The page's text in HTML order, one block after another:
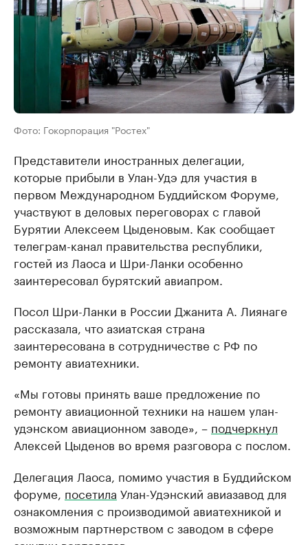
Фото: Гокорпорация "Ростех"
Представители иностранных делегации,
которые прибыли в Улан-Удэ для участия в
первом Международном Буддийском Форуме,
участвуют в деловых переговорах с главой
Бурятии Алексеем Цыденовым. Как сообщает
телеграм-канал правительства республики,
гостей из Лаоса и Шри-Ланки особенно
заинтересовал бурятский авиапром.
Посол Шри-Ланки в России Джанита А. Лиянаге
рассказала, что азиатская страна
заинтересована в сотрудничестве с РФ по
ремонту авиатехники.
«Мы готовы принять ваше предложение по
ремонту авиационной техники на нашем улан-
удэнском авиационном заводе», – подчеркнул
Алексей Цыденов во время разговора с послом.
Делегация Лаоса, помимо участия в Буддийском
форуме, посетила Улан-Удэнский авиазавод для
ознакомления с производимой авиатехникой и
возможным партнерством с заводом в сфере